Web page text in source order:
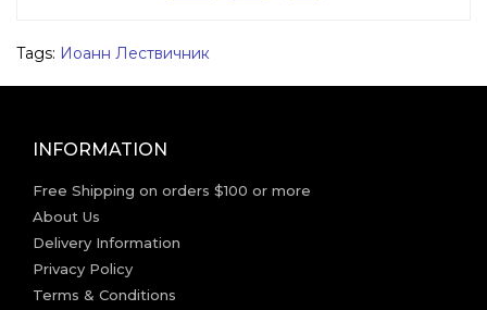
Tags: Иоанн Лествичник
INFORMATION
Free Shipping on orders $100 or more
About Us
Delivery Information
Privacy Policy
Terms & Conditions